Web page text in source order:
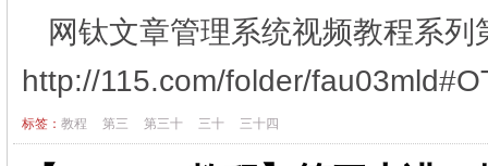
网钛文章管理系统视频教程系
http://115.com/folder/
标签： 教程 第三 第三十 三十 三十四